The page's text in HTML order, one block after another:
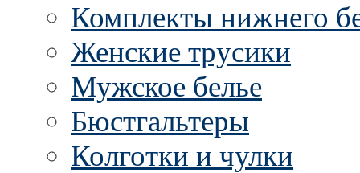
Комплекты нижнего
Женские трусики
Мужское белье
Бюстгальтеры
Колготки и чулки